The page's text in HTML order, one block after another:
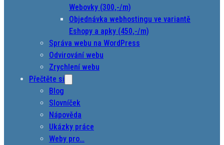
Webovky (300,-/m)
Objednávka webhostingu ve variantě
Eshopy a apky (450,-/m)
Správa webu na WordPress
Odvirování webu
Zrychlení webu
Přečtěte si
Blog
Slovníček
Nápověda
Ukázky práce
Weby pro…